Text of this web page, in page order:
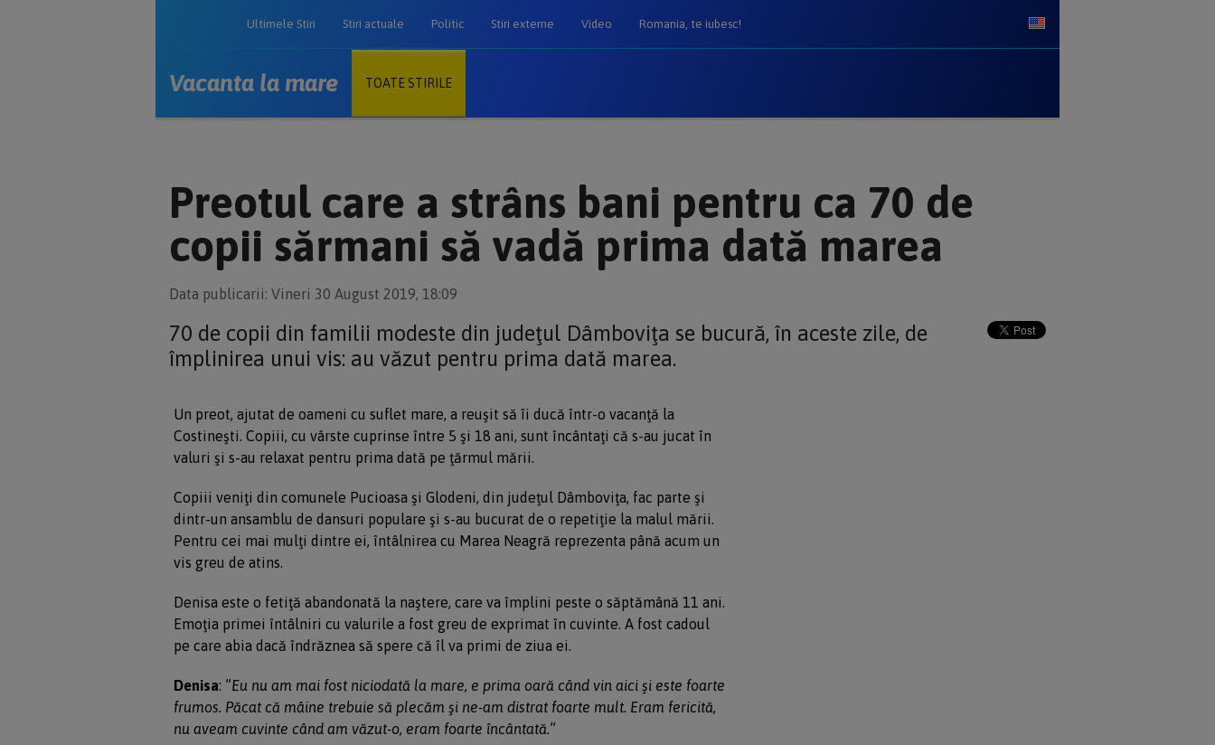
Ultimele Stiri Stiri actuale Politic Stiri externe Video Romania, te iubesc!
Vacanta la mare TOATE STIRILE
Preotul care a strâns bani pentru ca 70 de
copii sărmani să vadă prima dată marea
Data publicarii: Vineri 30 August 2019, 18:09
70 de copii din familii modeste din judeţul Dâmboviţa se bucură, în aceste zile, de
împlinirea unui vis: au văzut pentru prima dată marea.
Un preot, ajutat de oameni cu suflet mare, a reuşit să îi ducă într-o vacanţă la
Costineşti. Copiii, cu vârste cuprinse între 5 şi 18 ani, sunt încântaţi că s-au jucat în
valuri şi s-au relaxat pentru prima dată pe ţărmul mării.
Copiii veniţi din comunele Pucioasa şi Glodeni, din judeţul Dâmboviţa, fac parte şi
dintr-un ansamblu de dansuri populare şi s-au bucurat de o repetiţie la malul mării.
Pentru cei mai mulţi dintre ei, întâlnirea cu Marea Neagră reprezenta până acum un
vis greu de atins.
Denisa este o fetiţă abandonată la naştere, care va împlini peste o săptămână 11 ani.
Emoţia primei întâlniri cu valurile a fost greu de exprimat în cuvinte. A fost cadoul
pe care abia dacă îndrăznea să spere că îl va primi de ziua ei.
Denisa: ”Eu nu am mai fost niciodată la mare, e prima oară când vin aici şi este foarte
frumos. Păcat că mâine trebuie să plecăm şi ne-am distrat foarte mult. Eram fericită,
nu aveam cuvinte când am văzut-o, eram foarte încântată.”